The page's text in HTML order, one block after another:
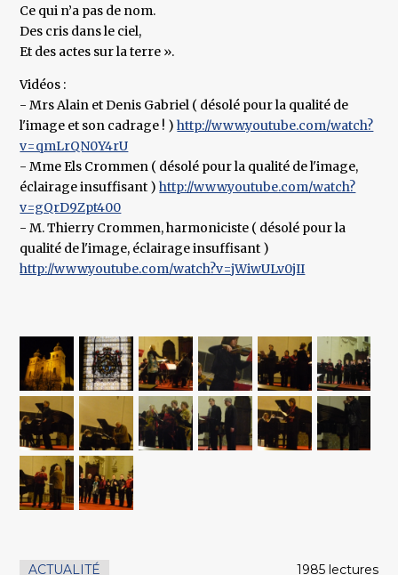
Ce qui n’a pas de nom.
Des cris dans le ciel,
Et des actes sur la terre ».
Vidéos :
- Mrs Alain et Denis Gabriel ( désolé pour la qualité de
l'image et son cadrage ! )http://www.youtube.com/watch?
v=qmLrQN0Y4rU
- Mme Els Crommen ( désolé pour la qualité de l'image,
éclairage insuffisant )http://www.youtube.com/watch?
v=gQrD9Zpt400
- M. Thierry Crommen, harmoniciste ( désolé pour la
qualité de l'image, éclairage insuffisant )
http://www.youtube.com/watch?v=jWiwULv0jII
ACTUALITÉ 1985 lectures